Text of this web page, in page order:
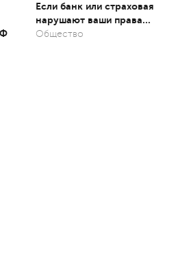
Если банк или страховая
нарушают ваши права…
Общество